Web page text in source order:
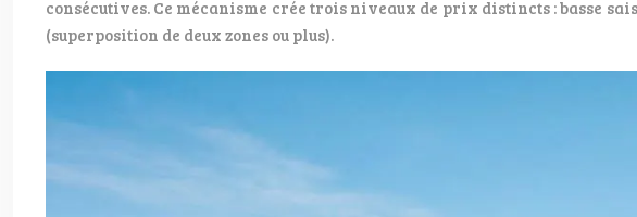
consécutives. Ce mécanisme crée trois niveaux de prix distincts : basse
(superposition de deux zones ou plus).